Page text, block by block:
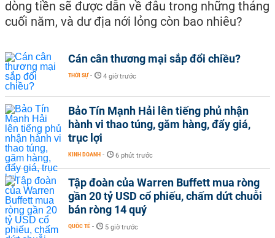
dòng tiền sẽ được dẫn về đâu trong những tháng
cuối năm, và dư địa nới lỏng còn bao nhiêu?
Cán cân thương mại sắp đổi chiều?
THỜI SỰ - 4 giờ trước
Bảo Tín Mạnh Hải lên tiếng phủ nhận
hành vi thao túng, găm hàng, đẩy giá,
trục lợi
KINH DOANH - 6 phút trước
Tập đoàn của Warren Buffett mua ròng
gần 20 tỷ USD cổ phiếu, chấm dứt chuỗi
bán ròng 14 quý
QUỐC TẾ - 5 giờ trước